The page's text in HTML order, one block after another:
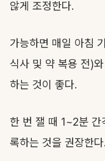
않게 조정한다.
가능하면 매일 아침
식사 및 약 복용 전)
하는 것이 좋다.
한 번 잴 때 1~2분 간
록하는 것을 권장한다.